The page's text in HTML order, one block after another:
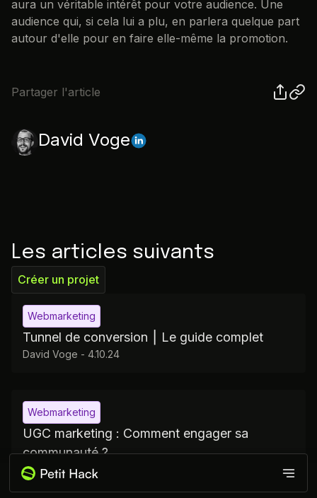
Produits
aura un véritable intérêt pour votre audience. Une
audience qui, si cela lui a plu, en parlera quelque part
autour d'elle pour en faire elle-même la promotion.
Partager l'article
David Voge
Les articles suivants
Créer un projet
Webmarketing
Tunnel de conversion ⎮ Le guide complet
David Voge - 4.10.24
Webmarketing
UGC marketing : Comment engager sa
communauté ?
David Voge-4.10.24